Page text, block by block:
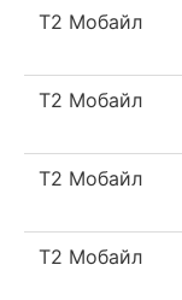
Т2 Мобайл
Т2 Мобайл
Т2 Мобайл
Т2 Мобайл